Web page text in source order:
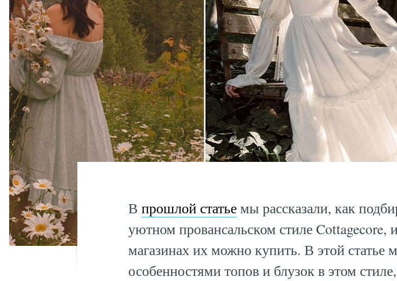
В прошлой статьемы рассказали, как
уютном провансальском стиле Cottagecore,
магазинах их можно купить. В этой статье
особенностями топов и блузок в этом